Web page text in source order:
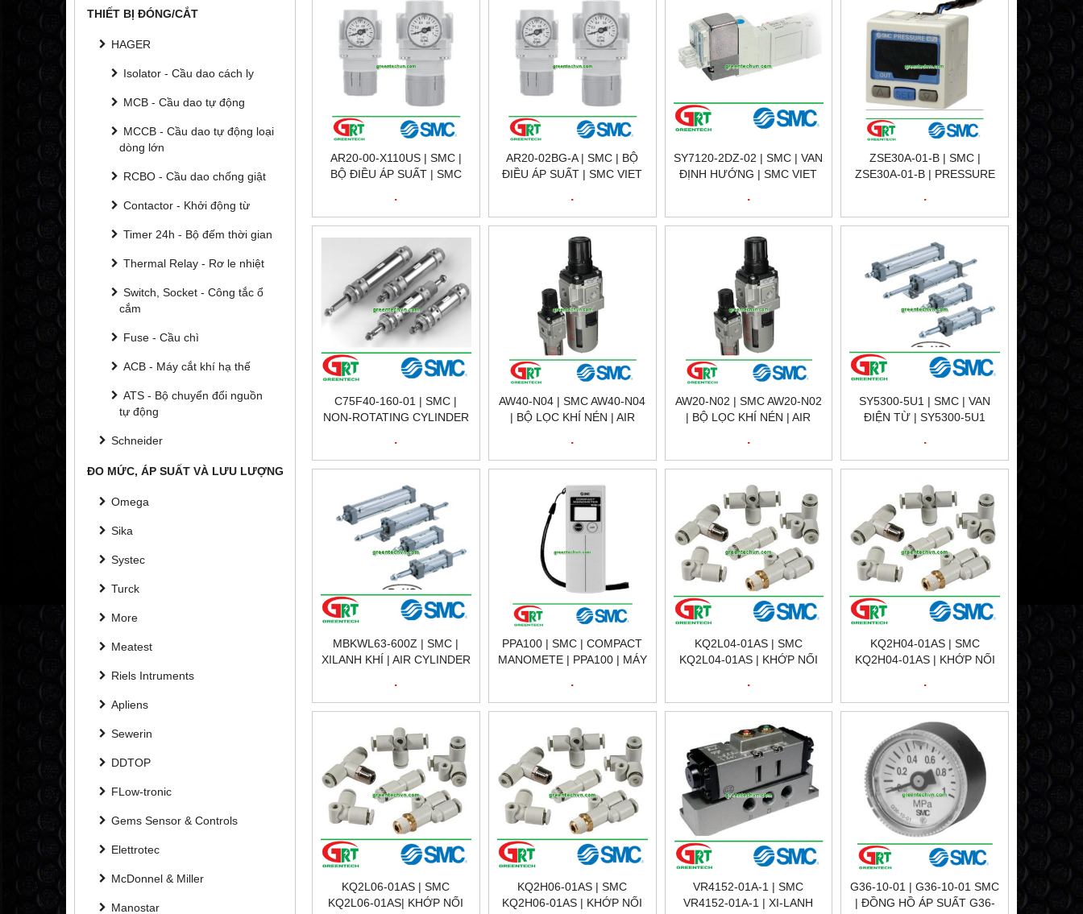
THIẾT BỊ ĐÓNG/CẮT
HAGER
Isolator - Cầu dao cách ly
MCB - Cầu dao tự động
MCCB - Cầu dao tự động loại
dòng lớn
RCBO - Cầu dao chống giật
Contactor - Khởi động từ
Timer 24h - Bộ đếm thời gian
Thermal Relay - Rơ le nhiệt
Switch, Socket - Công tắc ổ
cắm
Fuse - Cầu chì
ACB - Máy cắt khí hạ thế
ATS - Bộ chuyển đổi nguồn
tự động
Schneider
ĐO MỨC, ÁP SUẤT VÀ LƯU LƯỢNG
Omega
Sika
Systec
Turck
More
Meatest
Riels Intruments
Apliens
Sewerin
DDTOP
FLow-tronic
Gems Sensor & Controls
Elettrotec
McDonnel & Miller
Manostar
AR20-00-X110US | SMC |
BỘ ĐIỀU ÁP SUẤT | SMC
.
AR20-02BG-A | SMC | BỘ
ĐIỀU ÁP SUẤT | SMC VIET
.
SY7120-2DZ-02 | SMC | VAN
ĐỊNH HƯỚNG | SMC VIET
.
ZSE30A-01-B | SMC |
ZSE30A-01-B | PRESSURE
.
C75F40-160-01 | SMC |
NON-ROTATING CYLINDER
AW40-N04 | SMC AW40-N04
| BỘ LỌC KHÍ NÉN | AIR
AW20-N02 | SMC AW20-N02
| BỘ LỌC KHÍ NÉN | AIR
SY5300-5U1 | SMC | VAN
ĐIỆN TỪ | SY5300-5U1
MBKWL63-600Z | SMC |
XILANH KHÍ | AIR CYLINDER
SMC
.
PPA100 | SMC | COMPACT
MANOMETE | PPA100 | MÁY
.
KQ2L04-01AS | SMC
KQ2L04-01AS | KHỚP NỐI
.
KQ2H04-01AS | SMC
KQ2H04-01AS | KHỚP NỐI
.
KQ2L06-01AS | SMC
KQ2L06-01AS| KHỚP NỐI
KQ2H06-01AS | SMC
KQ2H06-01AS | KHỚP NỐI
VR4152-01A-1 | SMC
VR4152-01A-1 | XI-LANH
G36-10-01 | G36-10-01 SMC
| ĐỒNG HỒ ÁP SUẤT G36-